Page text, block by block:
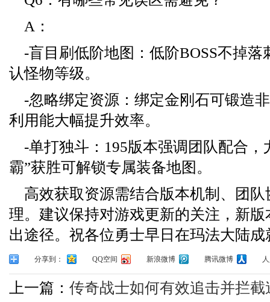
A：
-盲目刷低阶地图：低阶BOSS不掉
认怪物等级。
-忽略绑定资源：绑定金刚石可锻造
利用能大幅提升效率。
-单打独斗：195版本强调团队配合，
霸”获胜可解锁专属装备地图。
高效获取资源需结合版本机制、团
理。建议保持对游戏更新的关注，新
出途径。祝各位勇士早日在玛法大陆成
分享到： QQ空间 新浪微博 腾讯微博
上一篇： 传奇战士如何有效追击并拦